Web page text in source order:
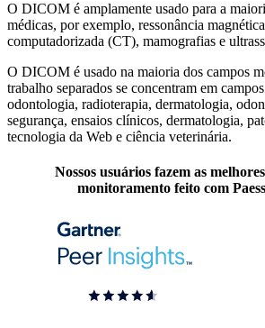
O DICOM é amplamente usado para a
médicas, por exemplo, ressonância
computadorizada (CT), mamografias e
O DICOM é usado na maioria dos campos
trabalho separados se concentram em
odontologia, radioterapia, dermatologia,
segurança, ensaios clínicos, dermatologia,
tecnologia da Web e ciência veterinária.
Nossos usuários fazem as
monitoramento feito com